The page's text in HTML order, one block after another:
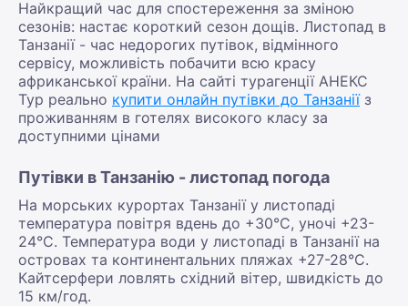
Найкращий час для спостереження за зміною
сезонів: настає короткий сезон дощів. Листопад в
Танзанії - час недорогих путівок, відмінного
сервісу, можливість побачити всю красу
африканської країни. На сайті турагенції АНЕКС
Тур реально купити онлайн путівки до Танзаніїз
проживанням в готелях високого класу за
доступними цінами
Путівки в Танзанію - листопад погода
На морських курортах Танзанії у листопаді
температура повітря вдень до +30°С, уночі +23-
24°С. Температура води у листопаді в Танзанії на
островах та континентальних пляжах +27-28°С.
Кайтсерфери ловлять східний вітер, швидкість до
15 км/год.